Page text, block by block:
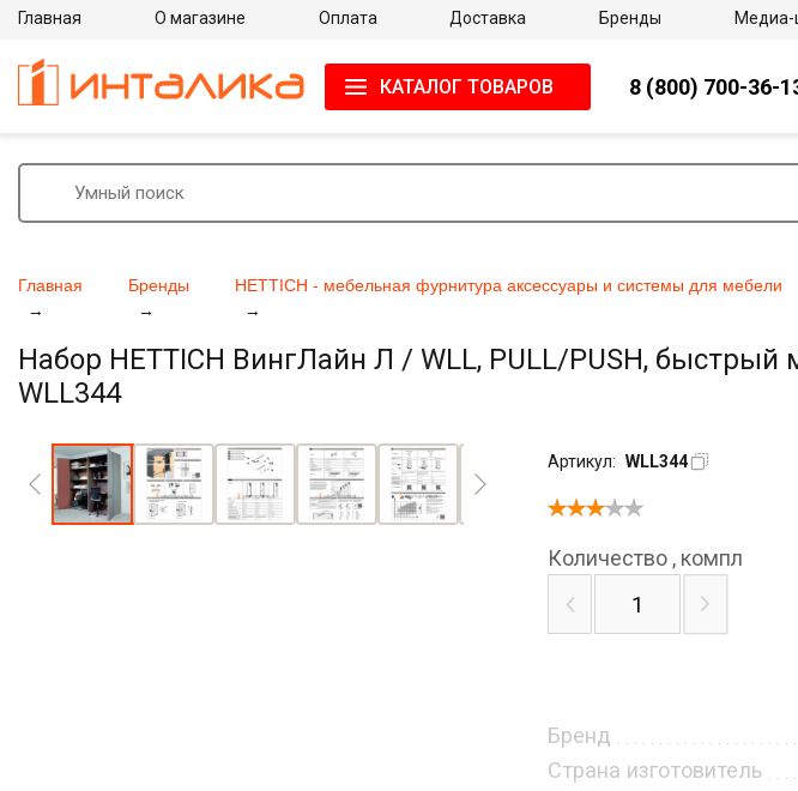
Главная Бренды HETTICH - мебельная фурнитура аксессуары и системы для мебели
Набор HETTICH ВингЛайн Л / WLL, PULL/PUSH, быстрый
WLL344
Артикул: WLL344
Бренд
Страна изготовитель
Количество , компл
Главная О магазине Оплата Доставка Бренды Медиа-
КАТАЛОГ ТОВАРОВ 8 (800) 700-36-